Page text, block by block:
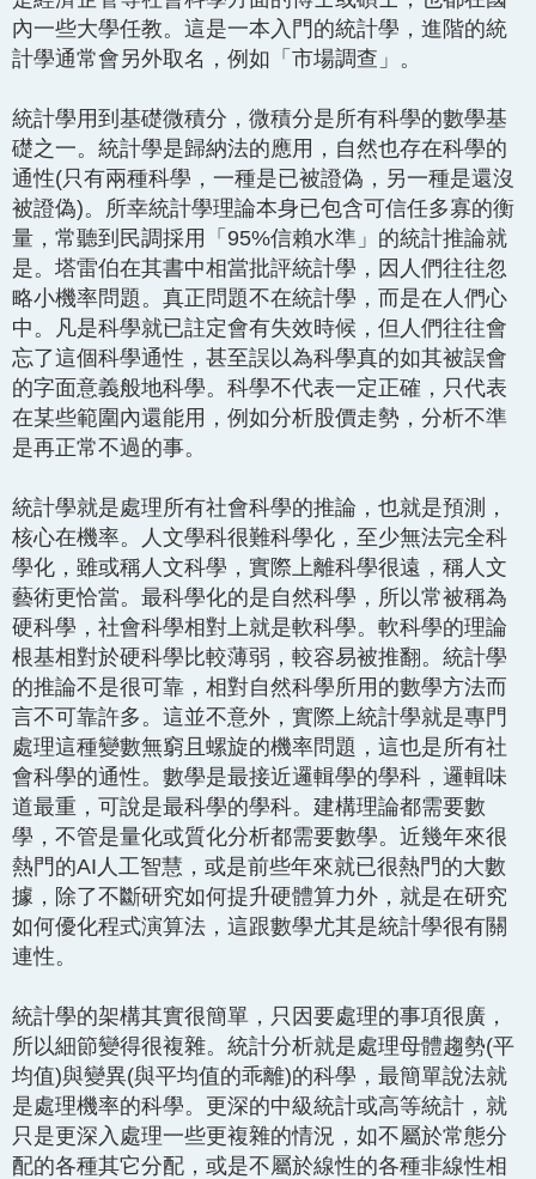
內一些大學任教。這是一本入門的統計學，進階的統
計學通常會另外取名，例如「市場調查」。
統計學用到基礎微積分，微積分是所有科學的數學基
礎之一。統計學是歸納法的應用，自然也存在科學的
通性(只有兩種科學，一種是已被證偽，另一種是還沒
被證偽)。所幸統計學理論本身已包含可信任多寡的衡
量，常聽到民調採用「95%信賴水準」的統計推論就
是。塔雷伯在其書中相當批評統計學，因人們往往忽
略小機率問題。真正問題不在統計學，而是在人們心
中。凡是科學就已註定會有失效時候，但人們往往會
忘了這個科學通性，甚至誤以為科學真的如其被誤會
的字面意義般地科學。科學不代表一定正確，只代表
在某些範圍內還能用，例如分析股價走勢，分析不準
是再正常不過的事。
統計學就是處理所有社會科學的推論，也就是預測，
核心在機率。人文學科很難科學化，至少無法完全科
學化，雖或稱人文科學，實際上離科學很遠，稱人文
藝術更恰當。最科學化的是自然科學，所以常被稱為
硬科學，社會科學相對上就是軟科學。軟科學的理論
根基相對於硬科學比較薄弱，較容易被推翻。統計學
的推論不是很可靠，相對自然科學所用的數學方法而
言不可靠許多。這並不意外，實際上統計學就是專門
處理這種變數無窮且螺旋的機率問題，這也是所有社
會科學的通性。數學是最接近邏輯學的學科，邏輯味
道最重，可說是最科學的學科。建構理論都需要數
學，不管是量化或質化分析都需要數學。近幾年來很
熱門的AI人工智慧，或是前些年來就已很熱門的大數
據，除了不斷研究如何提升硬體算力外，就是在研究
如何優化程式演算法，這跟數學尤其是統計學很有關
連性。
統計學的架構其實很簡單，只因要處理的事項很廣，
所以細節變得很複雜。統計分析就是處理母體趨勢(平
均值)與變異(與平均值的乖離)的科學，最簡單說法就
是處理機率的科學。更深的中級統計或高等統計，就
只是更深入處理一些更複雜的情況，如不屬於常態分
配的各種其它分配，或是不屬於線性的各種非線性相